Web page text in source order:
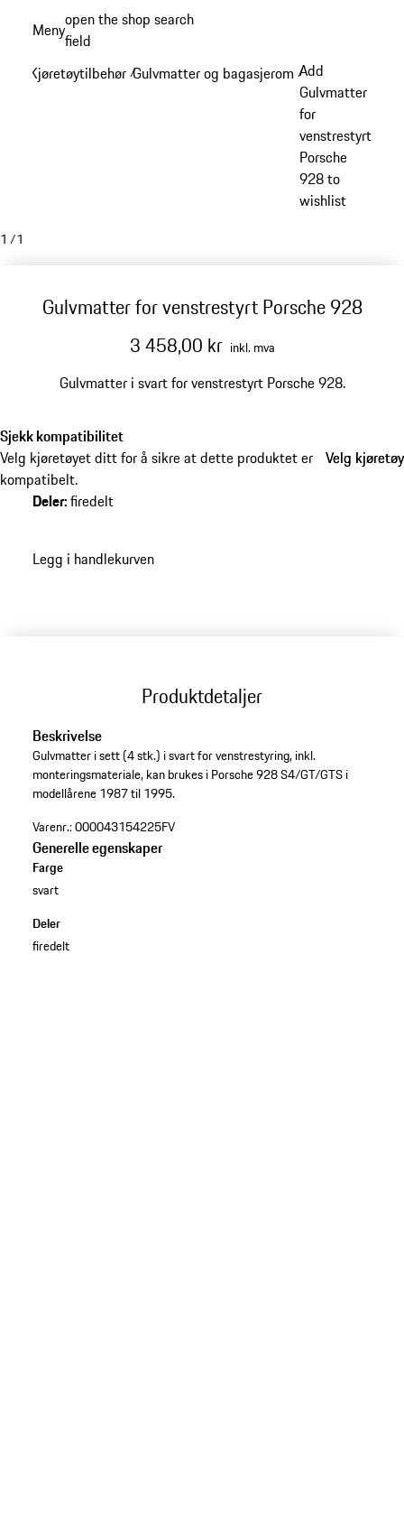
Menyopen the shop search
field
Kjøretøytilbehør /Gulvmatter og bagasjerom /Add
Gulvmatter
for
venstrestyrt
Porsche
928 to
wishlist
1 /1
Gulvmatter for venstrestyrt Porsche 928
3 458,00 kr inkl. mva
Gulvmatter i svart for venstrestyrt Porsche 928.
Sjekk kompatibilitet
Velg kjøretøyet ditt for å sikre at dette produktet er
kompatibelt.
Velg kjøretøy
Velg kjøretøy
Deler:firedelt
Legg i handlekurven
Produktdetaljer
Beskrivelse
Gulvmatter i sett (4 stk.) i svart for venstrestyring, inkl.
monteringsmateriale, kan brukes i Porsche 928 S4/GT/GTS i
modellårene 1987 til 1995.
Varenr.:000043154225FV
Generelle egenskaper
Farge
svart
Deler
firedelt